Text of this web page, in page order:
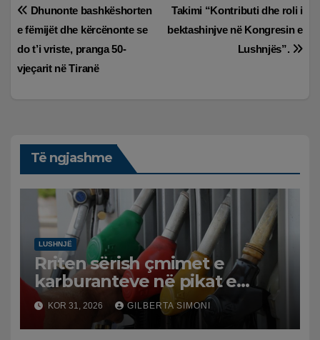
Lëvizje
te
postimet
Takimi “Kontributi dhe roli i
bektashinjve në Kongresin e
Lushnjës”.
Dhunonte bashkëshorten
e fëmijët dhe kërcënonte se
do t’i vriste, pranga 50-
vjeçarit në Tiranë
Të ngjashme
LUSHNJË
Rriten sërish çmimet e
karburanteve në pikat e
karburanteve në Lushnjë.
Tensionet në Lindjen e
Mesme shtrenjtojnë naftën
KOR 31, 2026 GILBERTA SIMONI